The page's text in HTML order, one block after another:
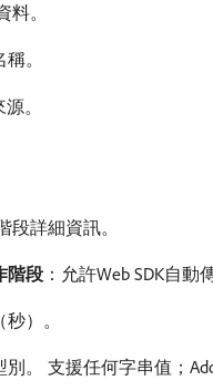
。
。
。
詳細資訊。
階段 ：允許Web SDK自
）。
別。 支援任何字串值；